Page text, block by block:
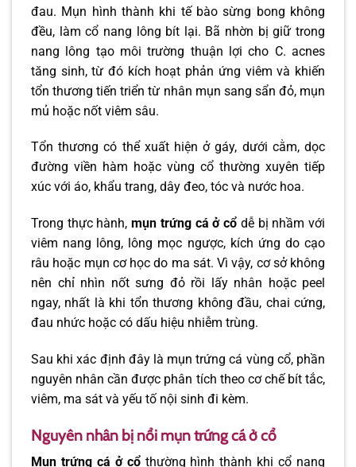
đau. Mụn hình thành khi tế bào sừng bong không
đều, làm cổ nang lông bít lại. Bã nhờn bị giữ trong
nang lông tạo môi trường thuận lợi cho C. acnes
tăng sinh, từ đó kích hoạt phản ứng viêm và khiến
tổn thương tiến triển từ nhân mụn sang sẩn đỏ, mụn
mủ hoặc nốt viêm sâu.
Tổn thương có thể xuất hiện ở gáy, dưới cằm, dọc
đường viền hàm hoặc vùng cổ thường xuyên tiếp
xúc với áo, khẩu trang, dây đeo, tóc và nước hoa.
Trong thực hành,mụn trứng cá ở cổ dễ bị nhầm với
viêm nang lông, lông mọc ngược, kích ứng do cạo
râu hoặc mụn cơ học do ma sát. Vì vậy, cơ sở không
nên chỉ nhìn nốt sưng đỏ rồi lấy nhân hoặc peel
ngay, nhất là khi tổn thương không đầu, chai cứng,
đau nhức hoặc có dấu hiệu nhiễm trùng.
Sau khi xác định đây là mụn trứng cá vùng cổ, phần
nguyên nhân cần được phân tích theo cơ chế bít tắc,
viêm, ma sát và yếu tố nội sinh đi kèm.
Nguyên nhân bị nổi mụn trứng cá ở cổ
Mụn trứng cá ở cổthường hình thành khi cổ nang